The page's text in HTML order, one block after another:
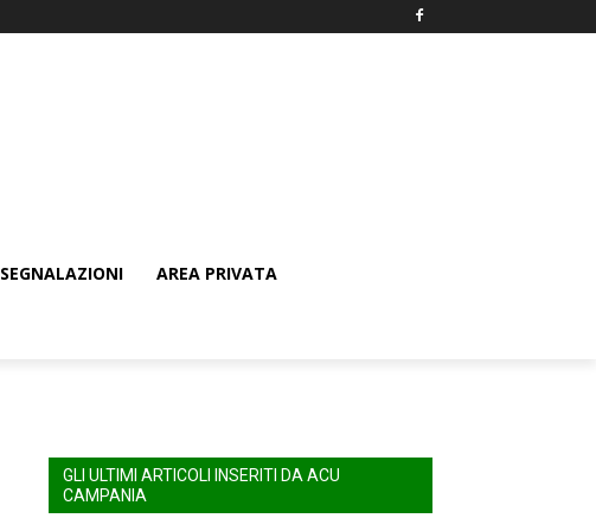
SEGNALAZIONI AREA PRIVATA
GLI ULTIMI ARTICOLI INSERITI DA ACU
CAMPANIA